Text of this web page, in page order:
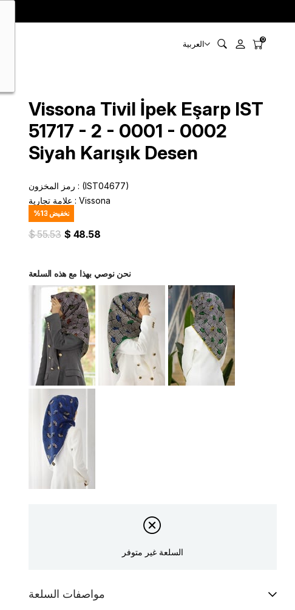
العربية 0
Vissona Tivil İpek Eşarp IST
51717 - 2 - 0001 - 0002
Siyah Karışık Desen
رمز المخزون
(IST04677)
علامة تجارية : Vissona
%13 تخفيض
$ 55.53 $ 48.58
نحن نوصي بهذا مع هذه السلعة
السلعة غير متوفر
مواصفات السلعة